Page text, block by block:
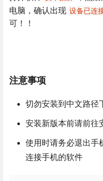
电脑，确认出现 设备已连
可！！
注意事项
切勿安装到中文路径
安装新版本前请前往
使用时请务必退出手
连接手机的软件